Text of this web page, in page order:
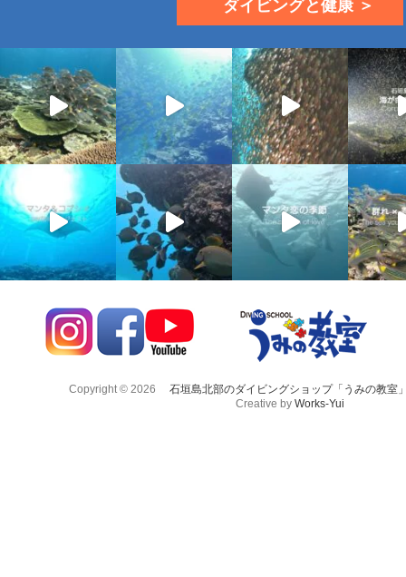
ダイビングと健康 ＞
Copyright © 2026
石垣島北部のダイビングショップ「うみの教室
Creative by Works-Yui